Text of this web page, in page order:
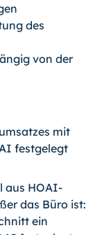
des
von der
mit
festgelegt
aus HOAI-
das Büro ist:
ein